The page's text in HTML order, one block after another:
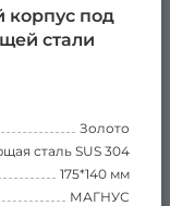
корпус под
стали
Золото
сталь SUS 304
175*140 мм
МАГНУС